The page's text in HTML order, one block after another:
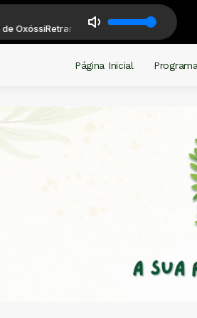
do Programa - Correndo Gira
- Correndo Gira
Página Inicial